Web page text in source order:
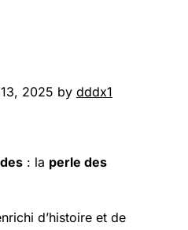
2025 by dddx1
: la perle des
d’histoire et de